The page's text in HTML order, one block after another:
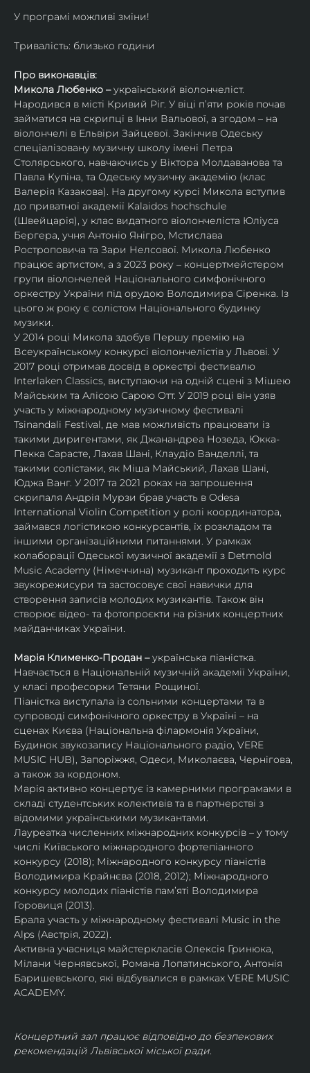
У програмі можливі зміни!
Тривалість: близько години
Про виконавців:
Микола Любенко – український віолончеліст.
Народився в місті Кривий Ріг. У віці п’яти років почав
займатися на скрипці в Інни Вальової, а згодом – на
віолончелі в Ельвіри Зайцевої. Закінчив Одеську
спеціалізовану музичну школу імені Петра
Столярського, навчаючись у Віктора Молдаванова та
Павла Купіна, та Одеську музичну академію (клас
Валерія Казакова). На другому курсі Микола вступив
до приватної академії Kalaidos hochschule
(Швейцарія), у клас видатного віолончеліста Юліуса
Бергера, учня Антоніо Янігро, Мстислава
Ростроповича та Зари Нелсової. Микола Любенко
працює артистом, а з 2023 року – концертмейстером
групи віолончелей Національного симфонічного
оркестру України під орудою Володимира Сіренка. Із
цього ж року є солістом Національного будинку
музики.
У 2014 році Микола здобув Першу премію на
Всеукраїнському конкурсі віолончелістів у Львові. У
2017 році отримав досвід в оркестрі фестивалю
Interlaken Classics, виступаючи на одній сцені з Мішею
Майським та Алісою Сарою Отт. У 2019 році він узяв
участь у міжнародному музичному фестивалі
Tsinandali Festival, де мав можливість працювати із
такими диригентами, як Джанандреа Нозеда, Юкка-
Пекка Сарасте, Лахав Шані, Клаудіо Ванделлі, та
такими солістами, як Міша Майський, Лахав Шані,
Юджа Ванг. У 2017 та 2021 роках на запрошення
скрипаля Андрія Мурзи брав участь в Odesa
International Violin Competition у ролі координатора,
займався логістикою конкурсантів, їх розкладом та
іншими організаційними питаннями. У рамках
колаборації Одеської музичної академії з Detmold
Music Academy (Німеччина) музикант проходить курс
звукорежисури та застосовує свої навички для
створення записів молодих музикантів. Також він
створює відео- та фотопроєкти на різних концертних
майданчиках України.
Марія Клименко-Продан – українська піаністка.
Навчається в Національній музичній академії України,
у класі професорки Тетяни Рощиної.
Піаністка виступала із сольними концертами та в
супроводі симфонічного оркестру в Україні – на
сценах Києва (Національна філармонія України,
Будинок звукозапису Національного радіо, VERE
MUSIC HUB), Запоріжжя, Одеси, Миколаєва, Чернігова,
а також за кордоном.
Марія активно концертує із камерними програмами в
складі студентських колективів та в партнерстві з
відомими українськими музикантами.
Лауреатка численних міжнародних конкурсів – у тому
числі Київського міжнародного фортепіанного
конкурсу (2018); Міжнародного конкурсу піаністів
Володимира Крайнєва (2018, 2012); Міжнародного
конкурсу молодих піаністів пам’яті Володимира
Горовиця (2013).
Брала участь у міжнародному фестивалі Music in the
Alps (Австрія, 2022).
Активна учасниця майстеркласів Олексія Гринюка,
Мілани Чернявської, Романа Лопатинського, Антонія
Баришевського, які відбувалися в рамках VERE MUSIC
ACADEMY.
Концертний зал працює відповідно до безпекових
рекомендацій Львівської міської ради.